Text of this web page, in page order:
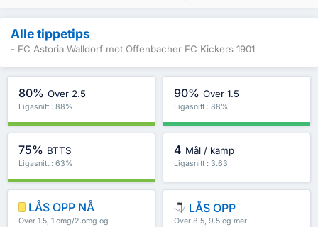
Alle tippetips
- FC Astoria Walldorf mot Offenbacher FC Kickers 1901
80% Over 2.5
Ligasnitt : 88%
90% Over 1.5
Ligasnitt : 88%
75% BTTS
Ligasnitt : 63%
4 Mål / kamp
Ligasnitt : 3.63
LÅS OPP NÅ
Over 1.5, 1.omg/2.omg og
LÅS OPP
Over 8.5, 9.5 og mer